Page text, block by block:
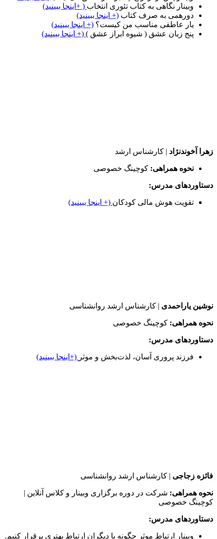
وبینار نگاهی به کتاب تئوری انتخاب ( +اینجا ببینید)
دورهمی به صرف کتاب (+ اینجا ببینید)
یار عاطفی مناسب من کیست؟ (+ اینجا ببینید)
پنج زبان عشق ( شیوه ابراز عشق ) (+ اینجا ببینید)
زهرا آخوندنژاد | کارشناس ارشد
نحوه همراهی: کوچینگ خصوصی
دستاوردهای مدرس:
تقویت هوش مالی کودکان (+ اینجا ببینید)
نوشین یاراحمدی | کارشناس ارشد روانشناسی
نحوه همراهی: کوچینگ خصوصی
دستاوردهای مدرس:
فرزند پروری آسان، لذت‌بخش و موثر (+اینجا ببینید)
فائزه زجاجی | کارشناس ارشد روانشناسی
نحوه همراهی: شرکت در دوره برگزاری وبینار و کلاس آنلاین |
کوچینگ خصوصی
دستاوردهای مدرس:
وبینار ارتباط موثر چگونه با دیگران ارتباط بهتری برقرار کنیم.